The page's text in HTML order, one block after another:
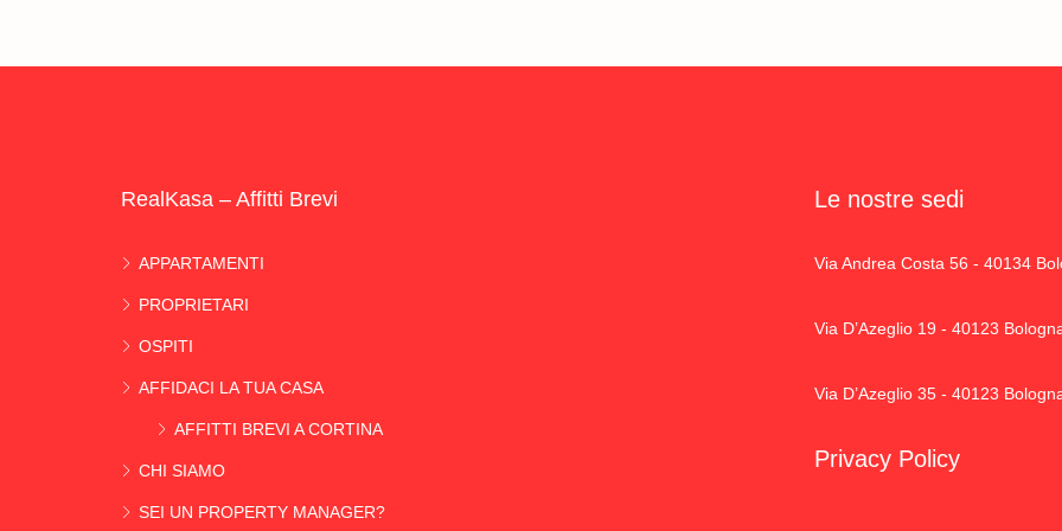
RealKasa – Affitti Brevi
APPARTAMENTI
PROPRIETARI
OSPITI
AFFIDACI LA TUA CASA
AFFITTI BREVI A CORTINA
CHI SIAMO
SEI UN PROPERTY MANAGER?
Le nostre sedi
Via Andrea Costa 56 - 40134
Via D’Azeglio 19 - 40123
Via D’Azeglio 35 - 40123
Privacy Policy